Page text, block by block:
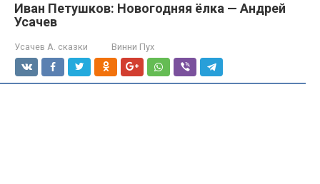
Иван Петушков: Новогодняя ёлка — Андрей
Усачев
Усачев А. сказки Винни Пух